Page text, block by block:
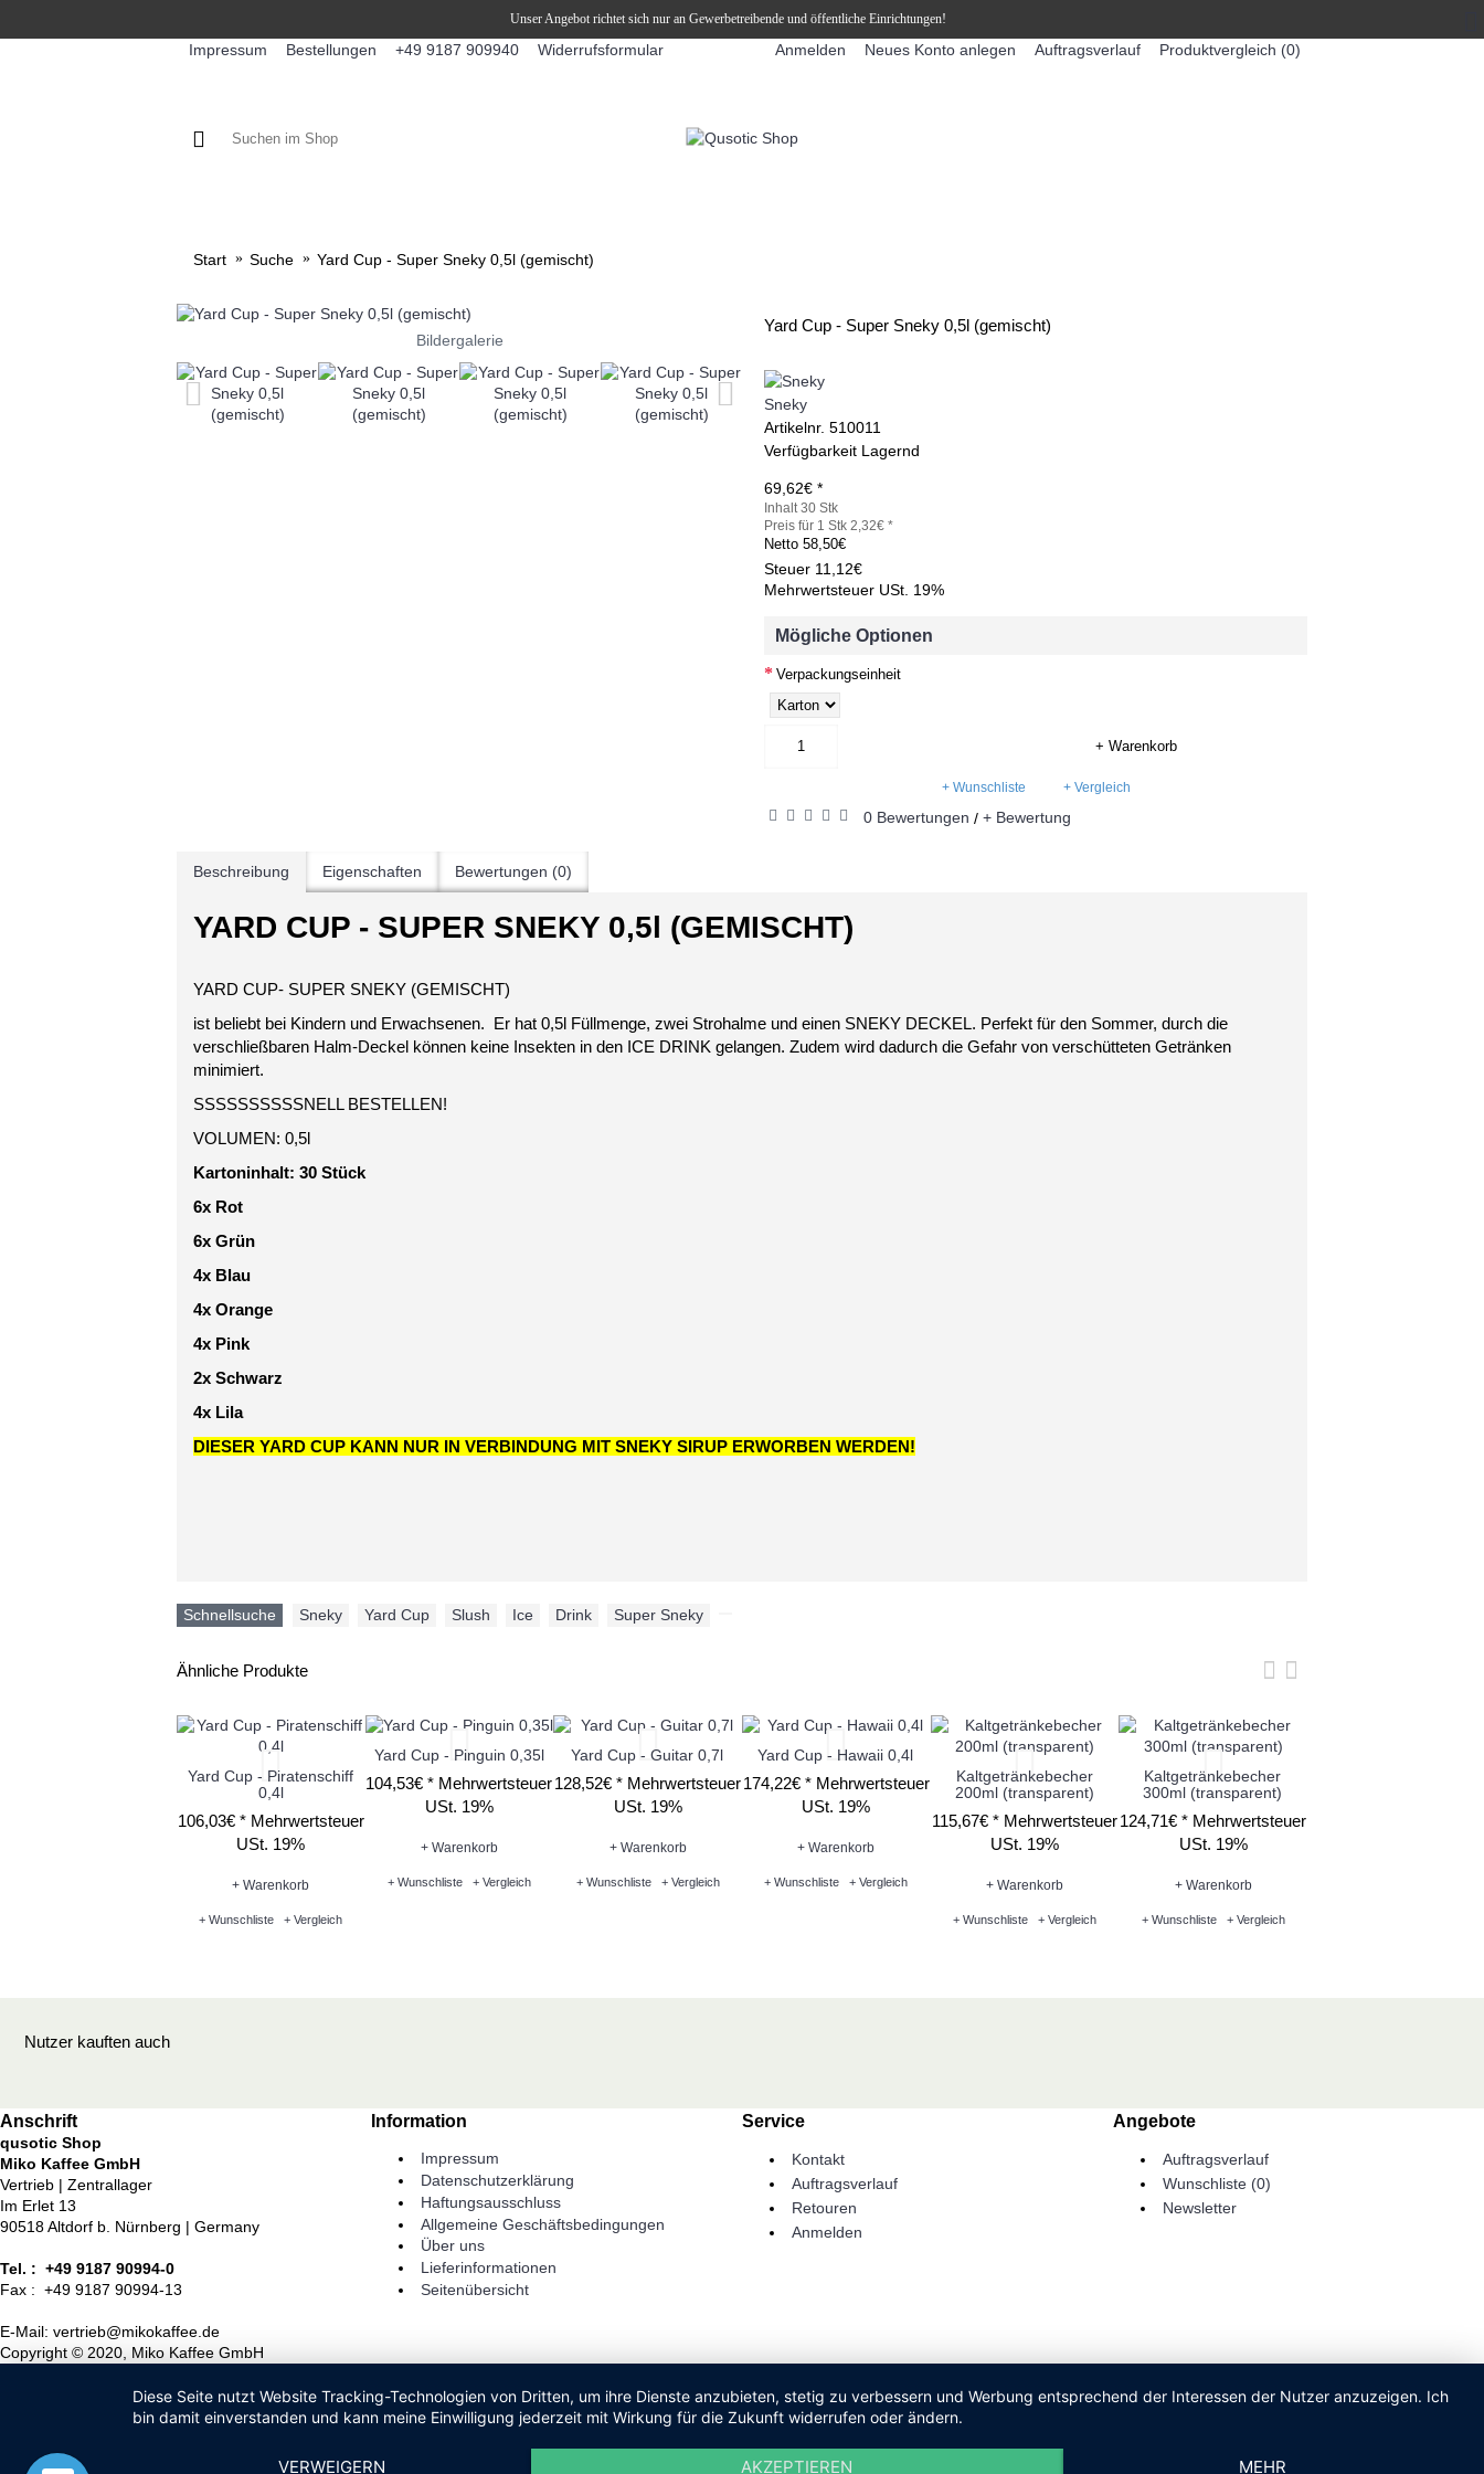
Unser Angebot richtet sich nur an Gewerbetreibende und öffentliche Einrichtungen!
Impressum Bestellungen +49 9187 909940 Widerrufsformular Anmelden Neues Konto anlegen Auftragsverlauf Produktvergleich (0)
Start Suche Yard Cup - Super Sneky 0,5l (gemischt)
Bildergalerie
Yard Cup - Super Sneky 0,5l (gemischt)
Sneky
Artikelnr. 510011
Verfügbarkeit Lagernd
69,62€ *
Inhalt 30 Stk
Preis für 1 Stk 2,32€ *
Netto 58,50€
Steuer 11,12€
Mehrwertsteuer USt. 19%
Mögliche Optionen
Verpackungseinheit
+ Warenkorb
+ Wunschliste + Vergleich
0 Bewertungen / + Bewertung
Beschreibung Eigenschaften Bewertungen (0)
YARD CUP - SUPER SNEKY 0,5l (GEMISCHT)
YARD CUP- SUPER SNEKY (GEMISCHT)
ist beliebt bei Kindern und Erwachsenen. Er hat 0,5l Füllmenge, zwei Strohalme und einen SNEKY DECKEL. Perfekt für den Sommer, durch die
verschließbaren Halm-Deckel können keine Insekten in den ICE DRINK gelangen. Zudem wird dadurch die Gefahr von verschütteten Getränken
minimiert.
SSSSSSSSSSNELL BESTELLEN!
VOLUMEN: 0,5l
Kartoninhalt: 30 Stück
6x Rot
6x Grün
4x Blau
4x Orange
4x Pink
2x Schwarz
4x Lila
DIESER YARD CUP KANN NUR IN VERBINDUNG MIT SNEKY SIRUP ERWORBEN WERDEN!
Schnellsuche Sneky Yard Cup Slush Ice Drink Super Sneky
Ähnliche Produkte
Yard Cup - Piratenschiff
0,4l
106,03€ * Mehrwertsteuer
USt. 19%
+ Warenkorb
+ Wunschliste + Vergleich
Yard Cup - Pinguin 0,35l
104,53€ * Mehrwertsteuer
USt. 19%
+ Warenkorb
+ Wunschliste + Vergleich
Yard Cup - Guitar 0,7l
128,52€ * Mehrwertsteuer
USt. 19%
+ Warenkorb
+ Wunschliste + Vergleich
Yard Cup - Hawaii 0,4l
174,22€ * Mehrwertsteuer
USt. 19%
+ Warenkorb
+ Wunschliste + Vergleich
Kaltgetränkebecher
200ml (transparent)
115,67€ * Mehrwertsteuer
USt. 19%
+ Warenkorb
+ Wunschliste + Vergleich
Kaltgetränkebecher
300ml (transparent)
124,71€ * Mehrwertsteuer
USt. 19%
+ Warenkorb
+ Wunschliste + Vergleich
Nutzer kauften auch
Anschrift
qusotic Shop
Miko Kaffee GmbH
Vertrieb | Zentrallager
Im Erlet 13
90518 Altdorf b. Nürnberg | Germany
Tel. : +49 9187 90994-0
Fax : +49 9187 90994-13
E-Mail: vertrieb@mikokaffee.de
Information
Impressum
Datenschutzerklärung
Haftungsausschluss
Allgemeine Geschäftsbedingungen
Über uns
Lieferinformationen
Seitenübersicht
Service
Kontakt
Auftragsverlauf
Retouren
Anmelden
Angebote
Auftragsverlauf
Wunschliste (0)
Newsletter
Copyright © 2020, Miko Kaffee GmbH
Diese Seite nutzt Website Tracking-Technologien von Dritten, um ihre Dienste anzubieten, stetig zu verbessern und Werbung entsprechend der Interessen der Nutzer anzuzeigen. Ich
bin damit einverstanden und kann meine Einwilligung jederzeit mit Wirkung für die Zukunft widerrufen oder ändern.
VERWEIGERN AKZEPTIEREN MEHR